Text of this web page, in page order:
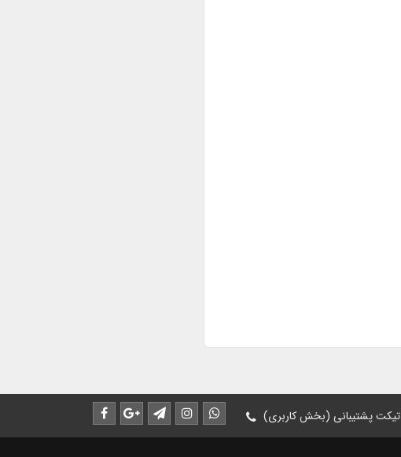
تیکت پشتیبانی (بخش کاربری)